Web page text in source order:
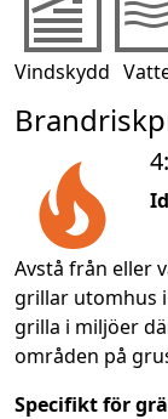
Vindskydd
Avstå från eller
grillar utomhus
grilla i miljöer
områden på
Specifikt för